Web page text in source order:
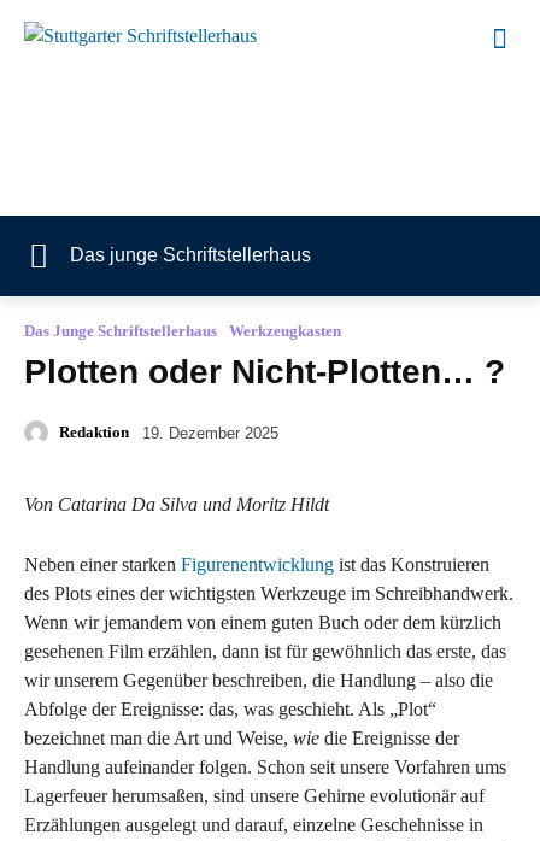
Das junge Schriftstellerhaus
Das Junge Schriftstellerhaus Werkzeugkasten
Plotten oder Nicht-Plotten… ?
Redaktion 19. Dezember 2025
Von Catarina Da Silva und Moritz Hildt
Neben einer starken Figurenentwicklung ist das Konstruieren
des Plots eines der wichtigsten Werkzeuge im Schreibhandwerk.
Wenn wir jemandem von einem guten Buch oder dem kürzlich
gesehenen Film erzählen, dann ist für gewöhnlich das erste, das
wir unserem Gegenüber beschreiben, die Handlung – also die
Abfolge der Ereignisse: das, was geschieht. Als „Plot“
bezeichnet man die Art und Weise, wie die Ereignisse der
Handlung aufeinander folgen. Schon seit unsere Vorfahren ums
Lagerfeuer herumsaßen, sind unsere Gehirne evolutionär auf
Erzählungen ausgelegt und darauf, einzelne Geschehnisse in